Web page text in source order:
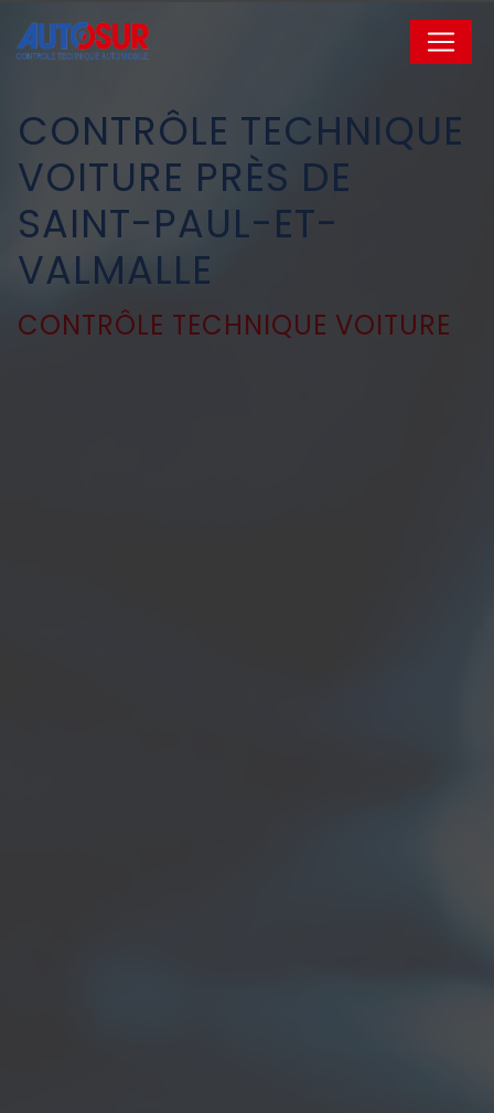
CONTRÔLE TECHNIQUE
VOITURE PRÈS DE
SAINT-PAUL-ET-
VALMALLE
CONTRÔLE TECHNIQUE VOITURE